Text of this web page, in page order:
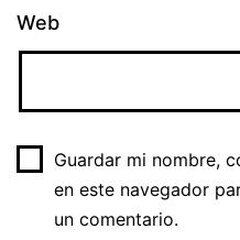
Web
Guardar mi nombre,
en este navegador
un comentario.